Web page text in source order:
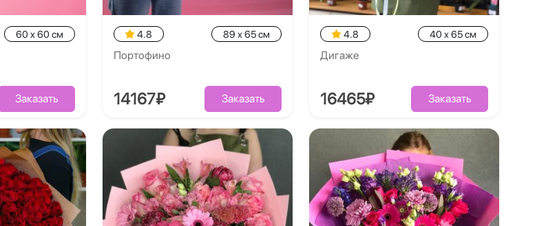
60 x 60 см
Заказать
4.8 89 x 65 см
Портофино
14167₽ Заказать
4.8 40 x 65 см
Дигаже
16465₽ Заказать